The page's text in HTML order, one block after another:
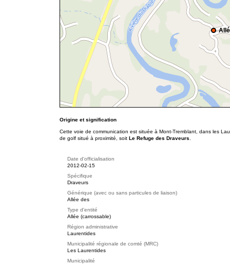
Origine et signification
Cette voie de communication est située à Mont-Tremblant, dans les
de golf situé à proximité, soit Le Refuge des Draveurs
Date d'officialisation
2012-02-15
Spécifique
Draveurs
Générique (avec ou sans particules de liaison)
Allée des
Type d'entité
Allée (carrossable)
Région administrative
Laurentides
Municipalité régionale de comté (MRC)
Les Laurentides
Municipalité